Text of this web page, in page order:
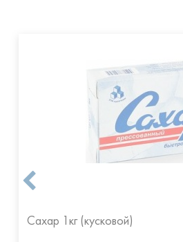
Сахар 1кг (кусковой)